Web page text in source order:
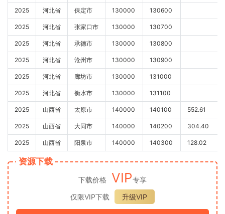
2025 河北省 保定市 130000 130600
2025 河北省 张家口市 130000 130700
2025 河北省 承德市 130000 130800
2025 河北省 沧州市 130000 130900
2025 河北省 廊坊市 130000 131000
2025 河北省 衡水市 130000 131100
2025 山西省 太原市 140000 140100 552.61
2025 山西省 大同市 140000 140200 304.40
2025 山西省 阳泉市 140000 140300 128.02
资源下载
下载价格 VIP专享
仅限VIP下载
升级VIP